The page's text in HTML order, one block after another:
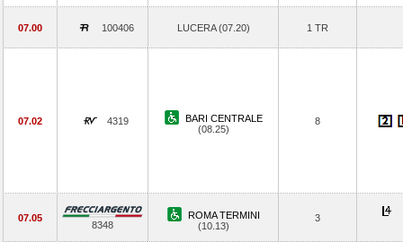
07.00 100406 LUCERA (07.20) 1 TR
07.02 4319
BARI CENTRALE
(08.25)
8
07.05
8348
ROMA TERMINI
(10.13)
3